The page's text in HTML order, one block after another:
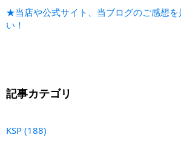
★当店や公式サイト、当ブログのご感想を
い！
記事カテゴリ
KSP (188)